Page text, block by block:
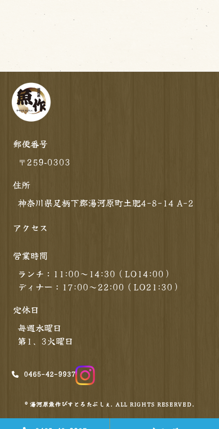
郵便番号
〒259‐0303
住所
神奈川県足柄下郡湯河原町土肥4-8-14 A-2
アクセス
営業時間
ランチ：11:00～14:30（LO14:00）
ディナー：17:00～22:00（LO21:30）
定休日
毎週水曜日
第1、3火曜日
0465-42-9937
© 湯河原魚作びすとろたぶしぇ. ALL RIGHTS RESERVED.